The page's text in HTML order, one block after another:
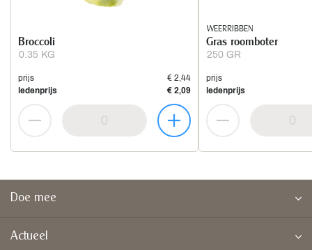
0.35 KG
Broccoli
prijs
€ 2,44
ledenprijs
€ 2,09
WEERRIBBEN
250 GR
Gras roomboter
prijs
ledenprijs
Doe mee
Actueel